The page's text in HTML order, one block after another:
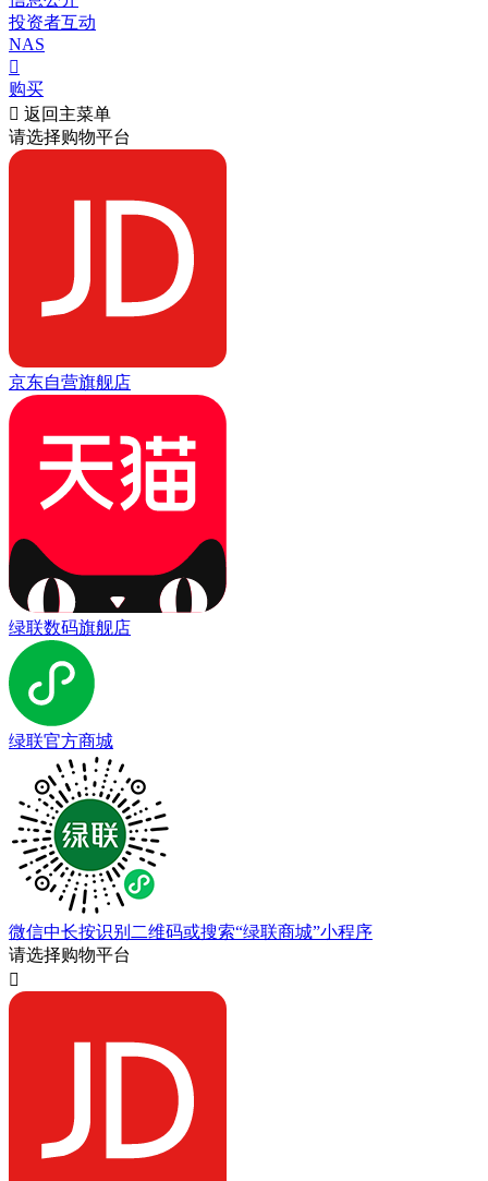
投资者互动
NAS

购买
 返回主菜单
请选择购物平台
京东自营旗舰店
绿联数码旗舰店
绿联官方商城
微信中长按识别二维码或搜索“绿联商城”小程序
请选择购物平台
